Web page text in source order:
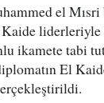
el Mısri
Kaide
ikamete tabi
El